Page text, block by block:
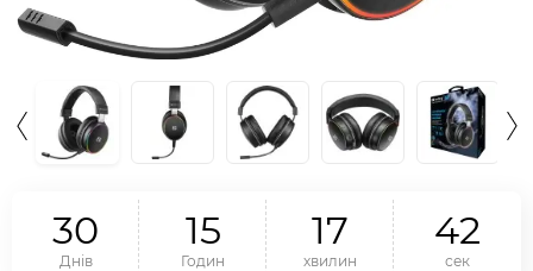
30
Днів
15
Годин
17
хвилин
41
сек